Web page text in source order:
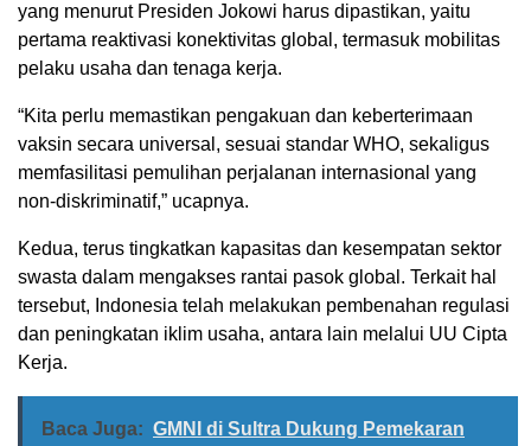
yang menurut Presiden Jokowi harus dipastikan, yaitu
pertama reaktivasi konektivitas global, termasuk mobilitas
pelaku usaha dan tenaga kerja.
“Kita perlu memastikan pengakuan dan keberterimaan
vaksin secara universal, sesuai standar WHO, sekaligus
memfasilitasi pemulihan perjalanan internasional yang
non-diskriminatif,” ucapnya.
Kedua, terus tingkatkan kapasitas dan kesempatan sektor
swasta dalam mengakses rantai pasok global. Terkait hal
tersebut, Indonesia telah melakukan pembenahan regulasi
dan peningkatan iklim usaha, antara lain melalui UU Cipta
Kerja.
Baca Juga: ‎GMNI di Sultra Dukung Pemekaran